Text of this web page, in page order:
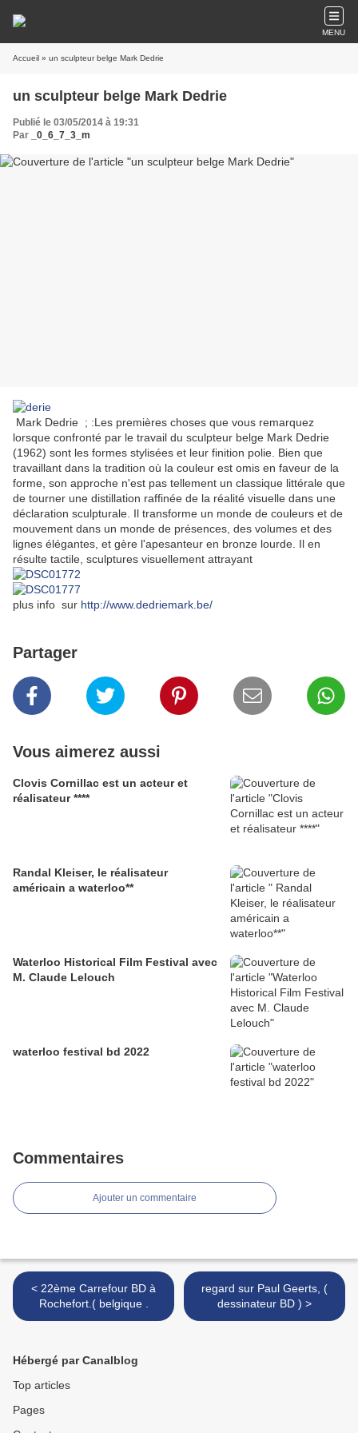
MENU
Accueil » un sculpteur belge Mark Dedrie
un sculpteur belge Mark Dedrie
Publié le 03/05/2014 à 19:31
Par
_0_6_7_3_m
Mark Dedrie ; :Les premières choses que vous remarquez
lorsque confronté par le travail du sculpteur belge Mark Dedrie
(1962) sont les formes stylisées et leur finition polie. Bien que
travaillant dans la tradition où la couleur est omis en faveur de la
forme, son approche n'est pas tellement un classique littérale que
de tourner une distillation raffinée de la réalité visuelle dans une
déclaration sculpturale. Il transforme un monde de couleurs et de
mouvement dans un monde de présences, des volumes et des
lignes élégantes, et gère l'apesanteur en bronze lourde. Il en
résulte tactile, sculptures visuellement attrayant
plus info sur http://www.dedriemark.be/
Partager
Vous aimerez aussi
Clovis Cornillac est un acteur et
réalisateur ****
Randal Kleiser, le réalisateur
américain a waterloo**
Waterloo Historical Film Festival avec
M. Claude Lelouch
waterloo festival bd 2022
Commentaires
Ajouter un commentaire
< 22ème Carrefour BD à
Rochefort.( belgique .
regard sur Paul Geerts, (
dessinateur BD ) >
Hébergé par Canalblog
Top articles
Pages